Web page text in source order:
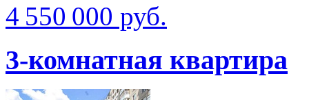
4 550 000 руб.
3-комнатная квартира